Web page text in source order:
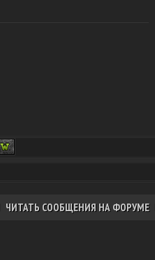
ЧИТАТЬ СООБЩЕНИЯ НА ФОРУМЕ